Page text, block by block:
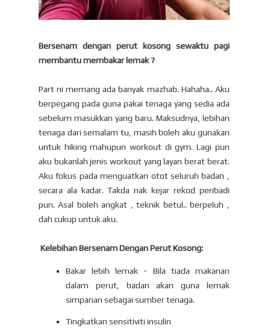
Bersenam dengan perut kosong sewaktu pagi
membantu membakar lemak ?
Part ni memang ada banyak mazhab. Hahaha.. Aku
berpegang pada guna pakai tenaga yang sedia ada
sebelum masukkan yang baru. Maksudnya, lebihan
tenaga dari semalam tu, masih boleh aku gunakan
untuk hiking mahupun workout di gym. Lagi pun
aku bukanlah jenis workout yang layan berat berat.
Aku fokus pada menguatkan otot seluruh badan ,
secara ala kadar. Takda nak kejar rekod peribadi
pun. Asal boleh angkat , teknik betul.. berpeluh ,
dah cukup untuk aku.
Kelebihan Bersenam Dengan Perut Kosong:
Bakar lebih lemak - Bila tiada makanan
dalam perut, badan akan guna lemak
simpanan sebagai sumber tenaga.
Tingkatkan sensitiviti insulin